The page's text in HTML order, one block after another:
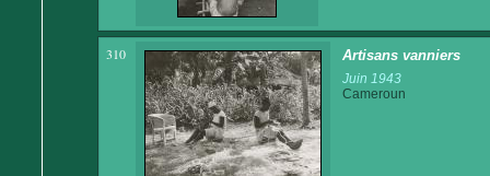
310 Artisans vanniers
Juin 1943
Cameroun